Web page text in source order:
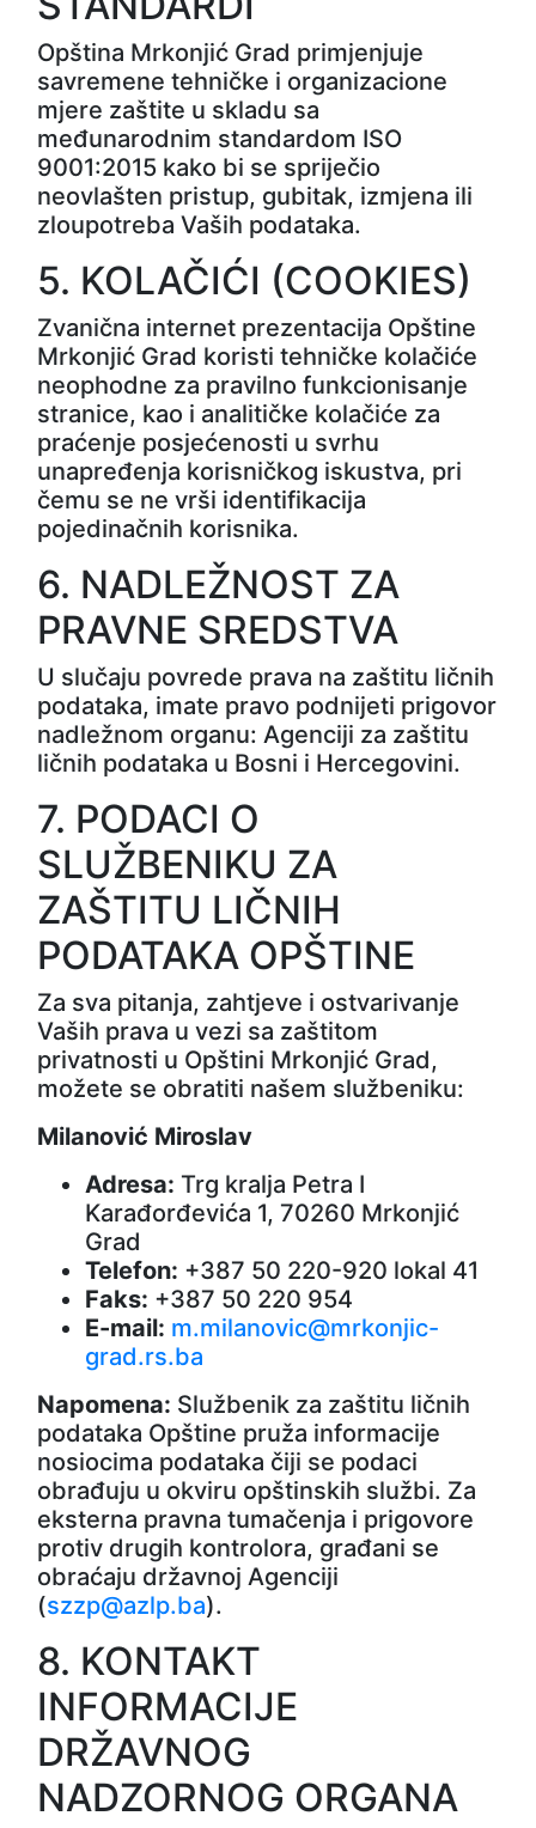
Opština Mrkonjić Grad primjenjuje
savremene tehničke i organizacione
mjere zaštite u skladu sa
međunarodnim standardom ISO
9001:2015 kako bi se spriječio
neovlašten pristup, gubitak, izmjena ili
zloupotreba Vaših podataka.
5. KOLAČIĆI (COOKIES)
Zvanična internet prezentacija Opštine
Mrkonjić Grad koristi tehničke kolačiće
neophodne za pravilno funkcionisanje
stranice, kao i analitičke kolačiće za
praćenje posjećenosti u svrhu
unapređenja korisničkog iskustva, pri
čemu se ne vrši identifikacija
pojedinačnih korisnika.
6. NADLEŽNOST ZA
PRAVNE SREDSTVA
U slučaju povrede prava na zaštitu ličnih
podataka, imate pravo podnijeti prigovor
nadležnom organu: Agenciji za zaštitu
ličnih podataka u Bosni i Hercegovini.
7. PODACI O
SLUŽBENIKU ZA
ZAŠTITU LIČNIH
PODATAKA OPŠTINE
Za sva pitanja, zahtjeve i ostvarivanje
Vaših prava u vezi sa zaštitom
privatnosti u Opštini Mrkonjić Grad,
možete se obratiti našem službeniku:
Milanović Miroslav
Adresa: Trg kralja Petra I
Karađorđevića 1, 70260 Mrkonjić
Grad
Telefon: +387 50 220-920 lokal 41
Faks: +387 50 220 954
E-mail: m.milanovic@mrkonjic-
grad.rs.ba
Napomena: Službenik za zaštitu ličnih
podataka Opštine pruža informacije
nosiocima podataka čiji se podaci
obrađuju u okviru opštinskih službi. Za
eksterna pravna tumačenja i prigovore
protiv drugih kontrolora, građani se
obraćaju državnoj Agenciji
(szzp@azlp.ba).
8. KONTAKT
INFORMACIJE
DRŽAVNOG
NADZORNOG ORGANA